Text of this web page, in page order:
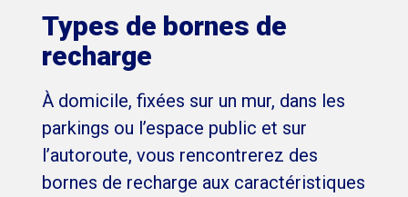
Types de bornes de
recharge
À domicile, fixées sur un mur, dans les
parkings ou l’espace public et sur
l’autoroute, vous rencontrerez des
bornes de recharge aux caractéristiques